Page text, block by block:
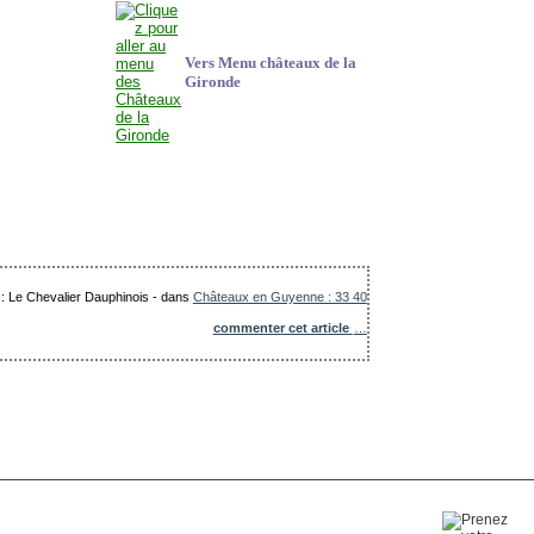
Vers Menu châteaux de la
Gironde
Le Chevalier Dauphinois -dans Châteaux en Guyenne : 33 40
commenter cet article